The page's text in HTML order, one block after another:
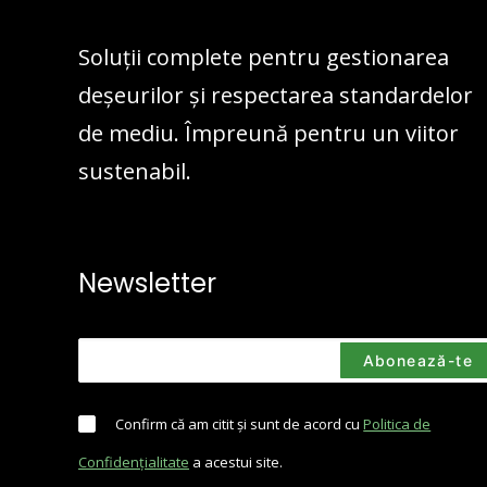
Soluții complete pentru gestionarea
deșeurilor și respectarea standardelor
de mediu. Împreună pentru un viitor
sustenabil.
Newsletter
Confirm că am citit și sunt de acord cuPolitica de
Confidențialitate a acestui site.